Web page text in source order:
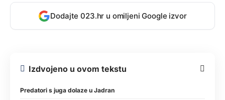
Dodajte 023.hr u omiljeni Google izvor
Izdvojeno u ovom tekstu
Predatori s juga dolaze u Jadran